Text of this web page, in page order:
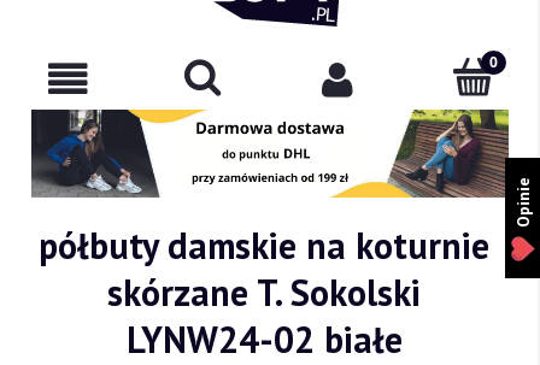
półbuty damskie na koturnie
skórzane T. Sokolski
LYNW24-02 białe
Opinie